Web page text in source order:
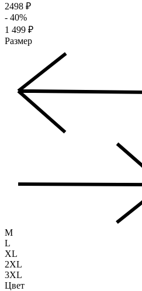
2498 ₽
- 40%
1 499 ₽
Размер
M
L
XL
2XL
3XL
Цвет